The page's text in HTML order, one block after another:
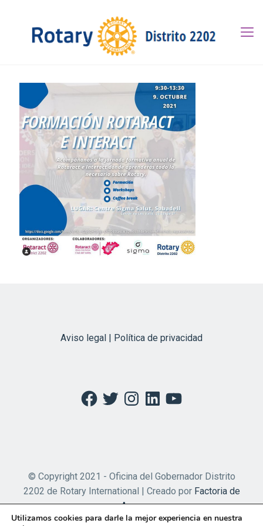
Aviso legal | Política de privacidad
Facebook
TwitterInstagramLinkedInYouTube
© Copyright 2021 - Oficina del Gobernador Distrito
2202 de Rotary International | Creado por Factoria de
Apps
Utilizamos cookies para darle la mejor experiencia en nuestra